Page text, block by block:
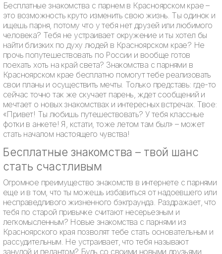
Бесплатные знакомства с парнем в Красноярском крае –
это возможность круто изменить свою жизнь. Ты одинок и
ищешь парня, потому что у тебя нет друзей или любимого
человека? Тебя не устраивает окружение и ты хотел бы
найти близких по духу людей в Красноярском крае? Не
прочь попутешествовать по России и вообще готов
поехать хоть на край света? Знакомства с парнями в
Красноярском крае бесплатно помогут тебе реализовать
свои планы и осуществить мечты. Только представь: где-то
сейчас точно так же скучает парень, ждет сообщений и
мечтает о новых знакомствах и интересных встречах. Твое:
«Привет! Ты любишь путешествовать? У тебя классные
фотки в анкете! Я, кстати, тоже летом там был» – может
стать началом настоящего чувства!
Бесплатные знакомства – твой шанс
стать счастливым
Огромное преимущество знакомств в интернете с парнями
еще и в том, что ты можешь избавиться от надоевшего или
несправедливого жизненного бэкграунда. Раздражает, что
тебя по старой привычке считают несерьезным и
легкомысленным? Новые знакомства с парнями из
Красноярского края позволят тебе стать основательным и
рассудительным. Не устраивает, что тебя называют
занудой и педантом? Будь со своими новыми друзьями